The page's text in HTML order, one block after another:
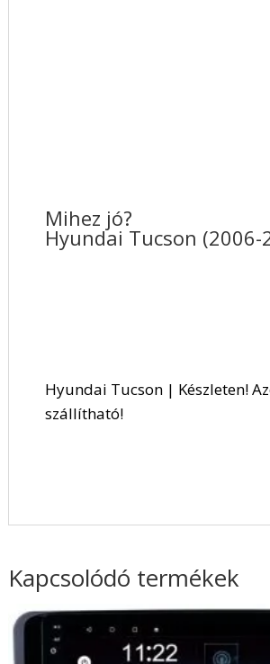
Mihez jó?
Hyundai Tucson (2006-
Hyundai Tucson | Készleten!
szállítható!
Kapcsolódó termékek